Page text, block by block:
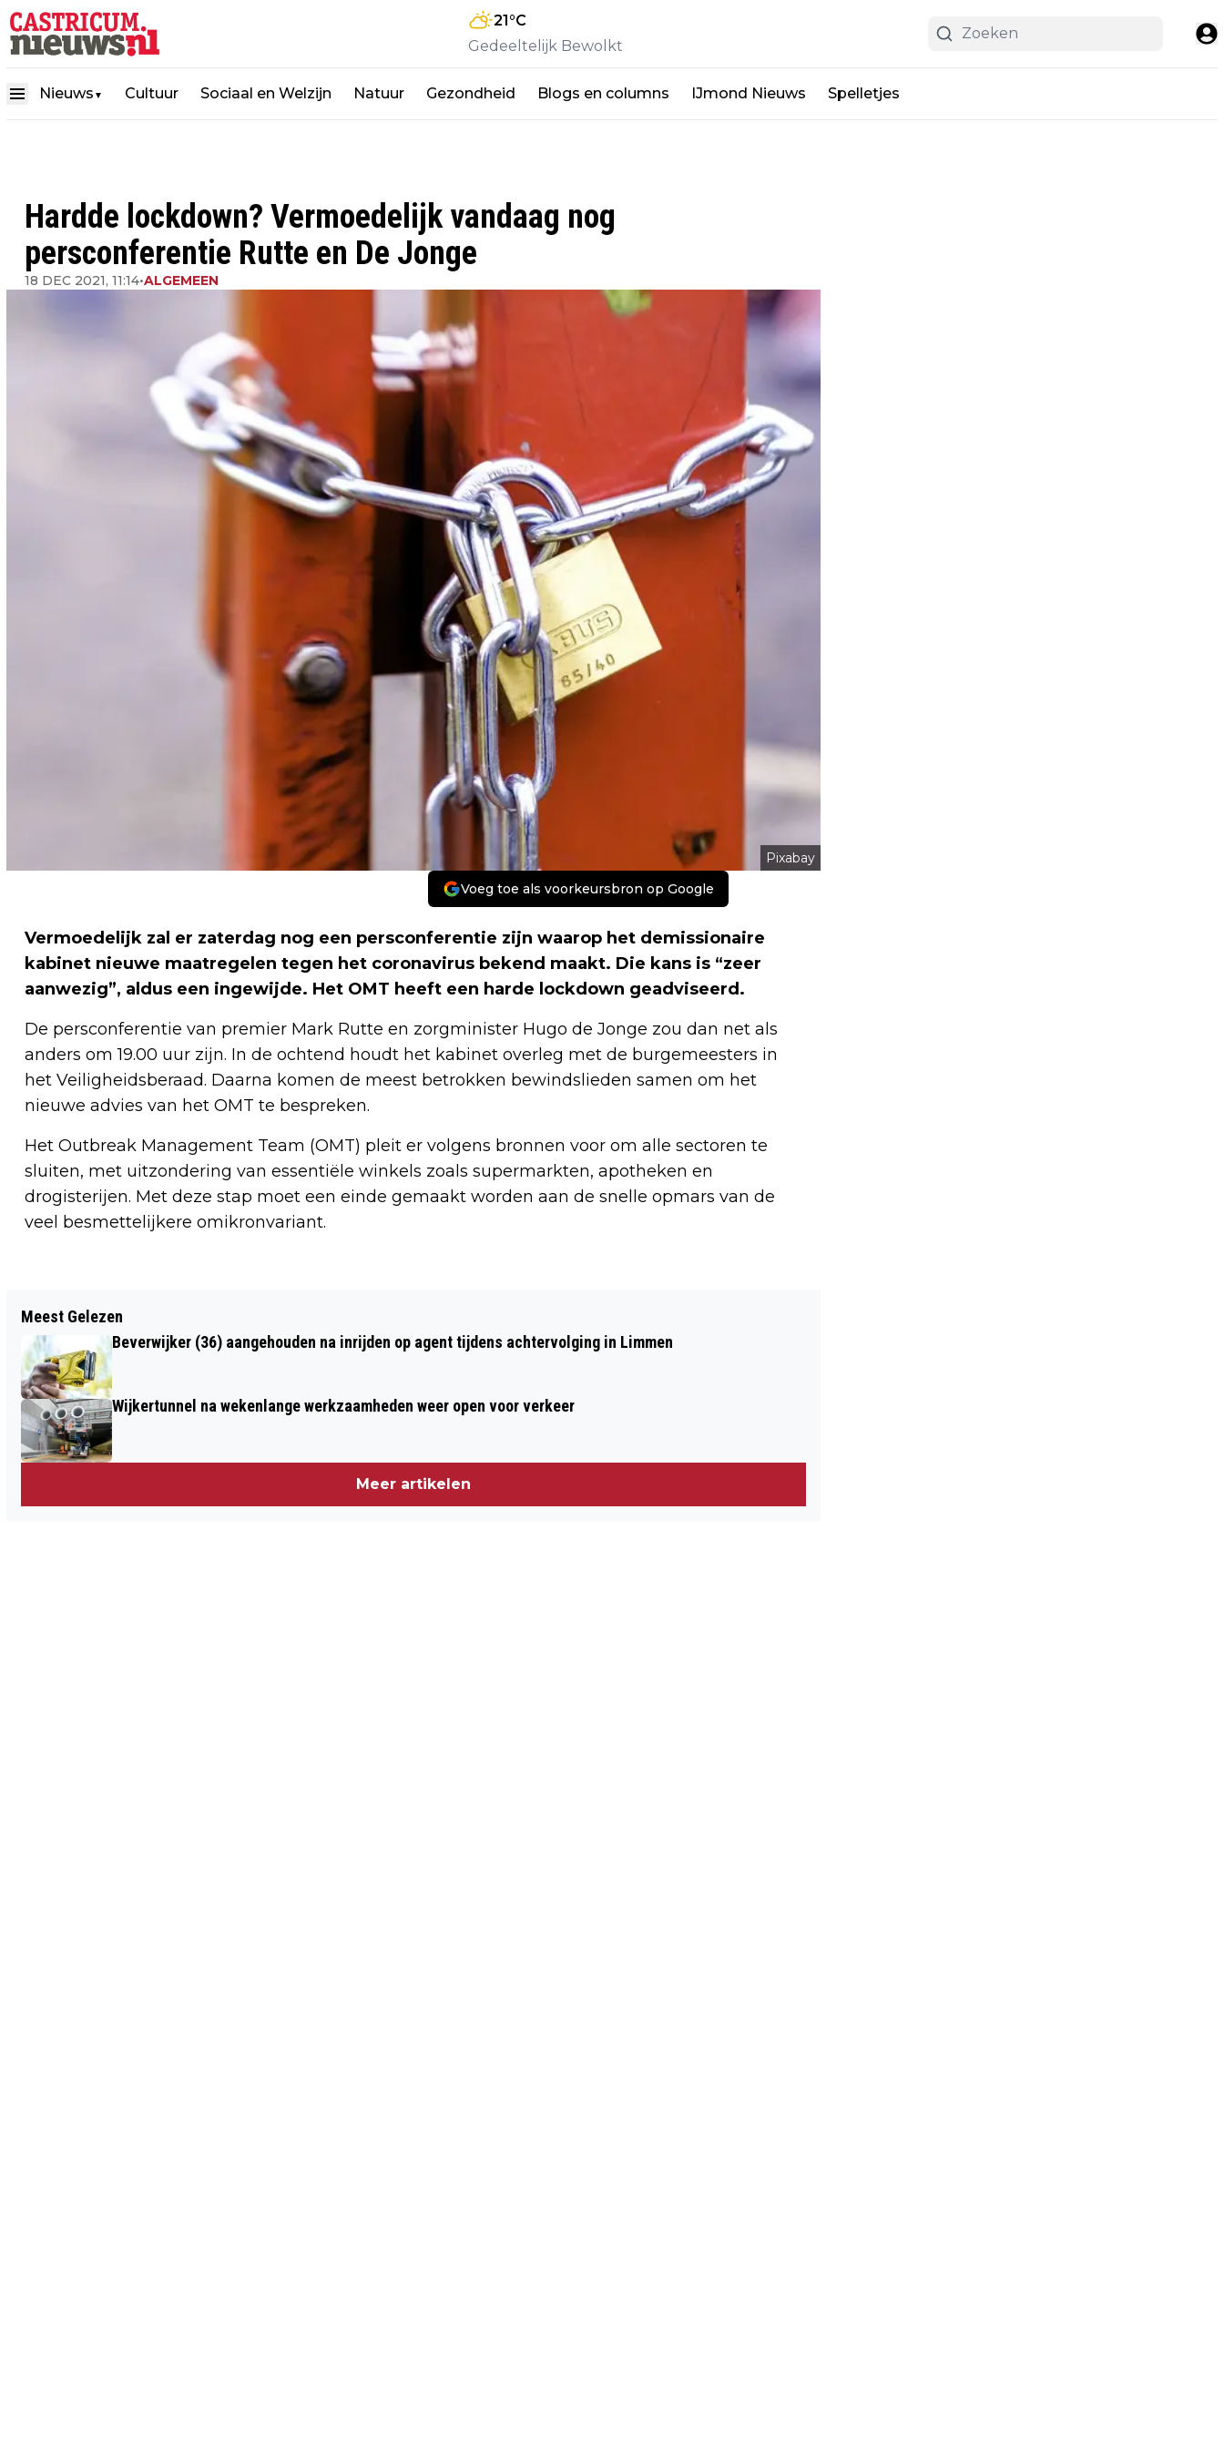
21°C
Gedeeltelijk Bewolkt
Nieuws ▼ Cultuur Sociaal en Welzijn Natuur Gezondheid Blogs en columns IJmond Nieuws Spelletjes
Hardde lockdown? Vermoedelijk vandaag nog
persconferentie Rutte en De Jonge
18 DEC 2021, 11:14•ALGEMEEN
Pixabay
Voeg toe als voorkeursbron op Google
Vermoedelijk zal er zaterdag nog een persconferentie zijn waarop het demissionaire
kabinet nieuwe maatregelen tegen het coronavirus bekend maakt. Die kans is “zeer
aanwezig”, aldus een ingewijde. Het OMT heeft een harde lockdown geadviseerd.
De persconferentie van premier Mark Rutte en zorgminister Hugo de Jonge zou dan net als
anders om 19.00 uur zijn. In de ochtend houdt het kabinet overleg met de burgemeesters in
het Veiligheidsberaad. Daarna komen de meest betrokken bewindslieden samen om het
nieuwe advies van het OMT te bespreken.
Het Outbreak Management Team (OMT) pleit er volgens bronnen voor om alle sectoren te
sluiten, met uitzondering van essentiële winkels zoals supermarkten, apotheken en
drogisterijen. Met deze stap moet een einde gemaakt worden aan de snelle opmars van de
veel besmettelijkere omikronvariant.
HALVE MARATHON EGMOND EN
STRANDRACE EGMOND-PIER-EGMOND
AFGELAST
LEERWERKTRAJECT ZORGBALANS VOOR
Meest Gelezen
Beverwijker (36) aangehouden na inrijden op agent tijdens achtervolging in Limmen
Wijkertunnel na wekenlange werkzaamheden weer open voor verkeer
Meer artikelen